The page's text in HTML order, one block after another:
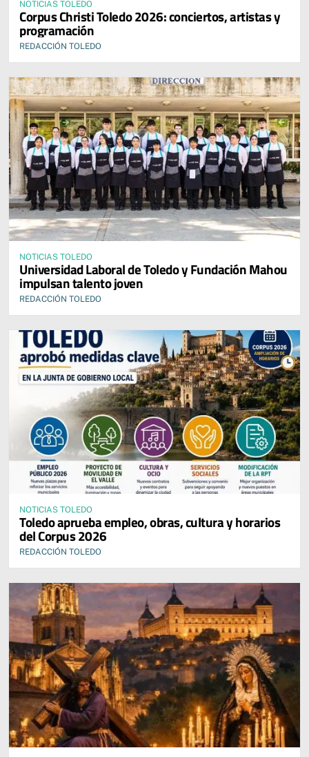
NOTICIAS TOLEDO
Corpus Christi Toledo 2026: conciertos, artistas y
programación
REDACCIÓN TOLEDO
NOTICIAS TOLEDO
Universidad Laboral de Toledo y Fundación Mahou
impulsan talento joven
REDACCIÓN TOLEDO
NOTICIAS TOLEDO
Toledo aprueba empleo, obras, cultura y horarios
del Corpus 2026
REDACCIÓN TOLEDO